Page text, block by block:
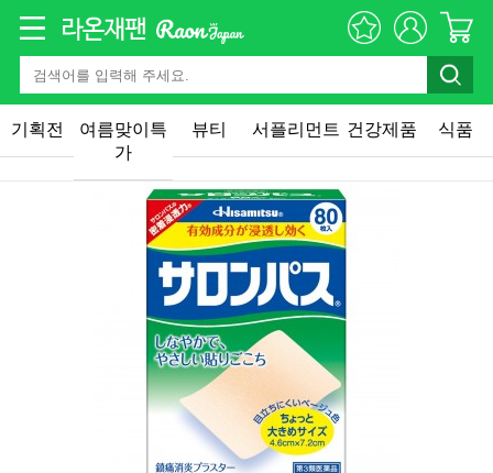
기획전
여름맞이특
가
뷰티 서플리먼트 건강제품 식품